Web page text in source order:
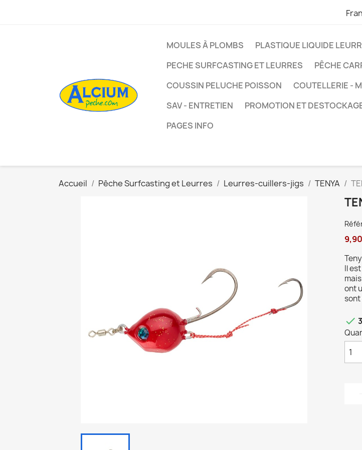
MOULES À PLOMBS PLASTIQUE LIQUIDE
PECHE SURFCASTING ET LEURRES
PÊCHE
COUSSIN PELUCHE POISSON
COUTELLERIE -
SAV - ENTRETIEN
PROMOTION ET
PAGES INFO
Accueil Pêche Surfcasting et Leurres Leurres-cuillers-jigs TENYA
Il
ont
